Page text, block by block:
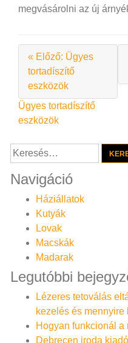
megvásárolni az új
« Előző: Ügyes
tortadíszítő
eszközök
Bejegyzés
navigáció
Ügyes tortadíszítő
eszközök
Keresés:
Navigáció
Háziállatok
Kutyák
Lovak
Macskák
Madarak
Legutóbbi
Lézeres tetoválás
kezelés és mennyire
Hogyan funkcionál
Debrecen iroda